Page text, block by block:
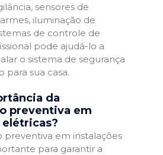
sensores de
iluminação de
de controle de
pode ajudá-lo a
o sistema de segurança
para sua casa.
da
preventiva em
preventiva em instalações
para garantir a